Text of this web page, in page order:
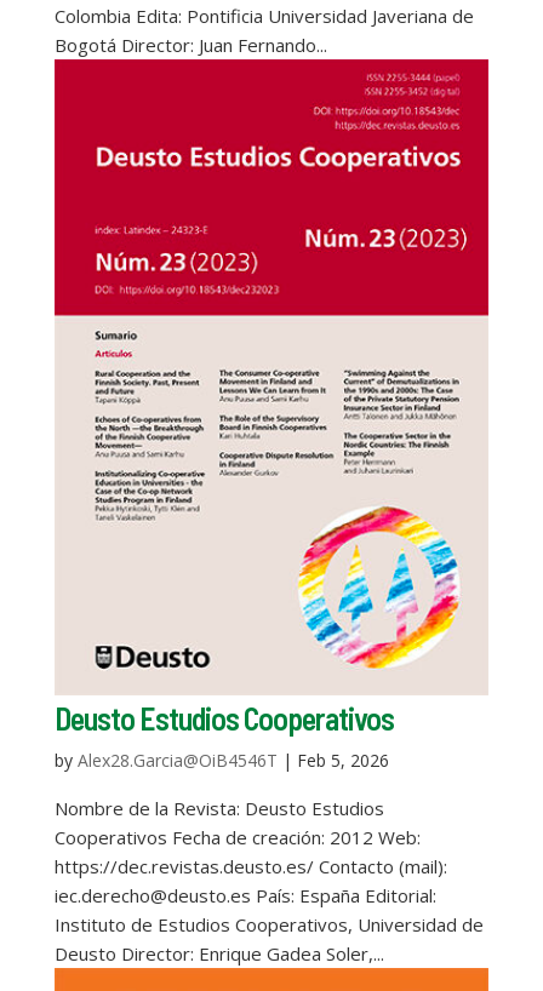
Colombia Edita: Pontificia Universidad Javeriana de
Bogotá Director: Juan Fernando...
Deusto Estudios Cooperativos
by Alex28.Garcia@OiB4546T | Feb 5, 2026
Nombre de la Revista: Deusto Estudios
Cooperativos Fecha de creación: 2012 Web:
https://dec.revistas.deusto.es/ Contacto (mail):
iec.derecho@deusto.es País: España Editorial:
Instituto de Estudios Cooperativos, Universidad de
Deusto Director: Enrique Gadea Soler,...